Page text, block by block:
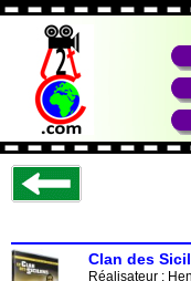
Clan des
Réalisateur :